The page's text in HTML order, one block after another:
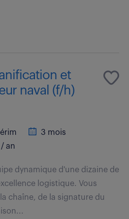
et
naval (f/h)
3 mois
an
dynamique d'une dizaine de
logistique. Vous
chaîne, de la signature du